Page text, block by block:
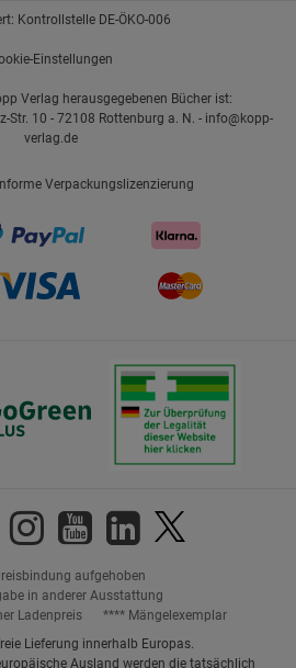
Kontrollstelle DE-ÖKO-006
Einstellungen
Verlag herausgegebenen Bücher ist:
Str. 10 - 72108 Rottenburg a. N. - info@kopp-
verlag.de
Verpackungslizenzierung
aufgehoben
in anderer Ausstattung
Ladenpreis
**** Mängelexemplar
Lieferung innerhalb Europas.
Ausland werden die tatsächlich